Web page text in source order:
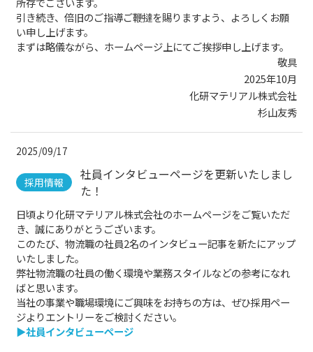
引き続き、倍旧のご指導ご鞭撻を賜りますよう、よろしくお願
い申し上げます。
まずは略儀ながら、ホームページ上にてご挨拶申し上げます。
敬具
2025年10月
化研マテリアル株式会社
杉山友秀
2025/09/17
採用情報
社員インタビューページを更新いたしまし
た！
日頃より化研マテリアル株式会社のホームページをご覧いただ
き、誠にありがとうございます。
このたび、物流職の社員2名のインタビュー記事を新たにアップ
いたしました。
弊社物流職の社員の働く環境や業務スタイルなどの参考になれ
ばと思います。
当社の事業や職場環境にご興味をお持ちの方は、ぜひ採用ペー
ジよりエントリーをご検討ください。
▶社員インタビューページ